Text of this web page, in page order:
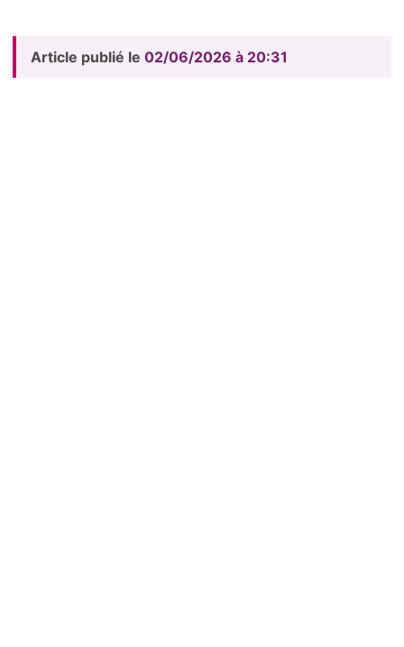
Article publié le 02/06/2026 à 20:31